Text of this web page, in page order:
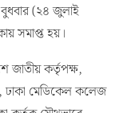
বুধবার (২৪ জুলাই
সমাপ্ত হয়।
জাতীয় কর্তৃপক্ষ,
ঢাকা মেডিকেল কলেজ